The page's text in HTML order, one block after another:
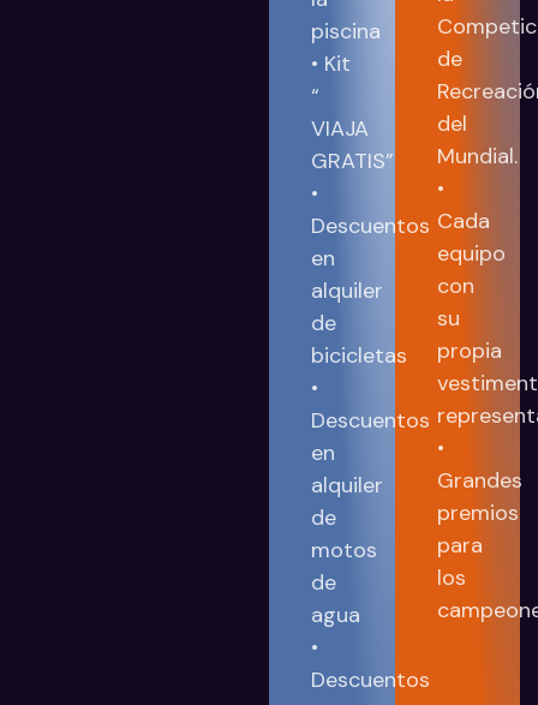
de
del
Mundial.
•
Cada
equipo
con
su
propia
•
Grandes
premios
para
los
piscina
• Kit
“
VIAJA
GRATIS”
•
Descuentos
en
alquiler
de
bicicletas
•
Descuentos
en
alquiler
de
motos
de
agua
•
Descuentos